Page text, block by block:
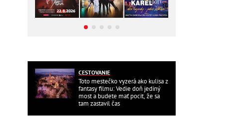
CESTOVANIE
Toto mestečko vyzerá ako kulisa z
fantasy filmu: Vedie doň jediný
most a budete mať pocit, že sa
tam zastavil čas